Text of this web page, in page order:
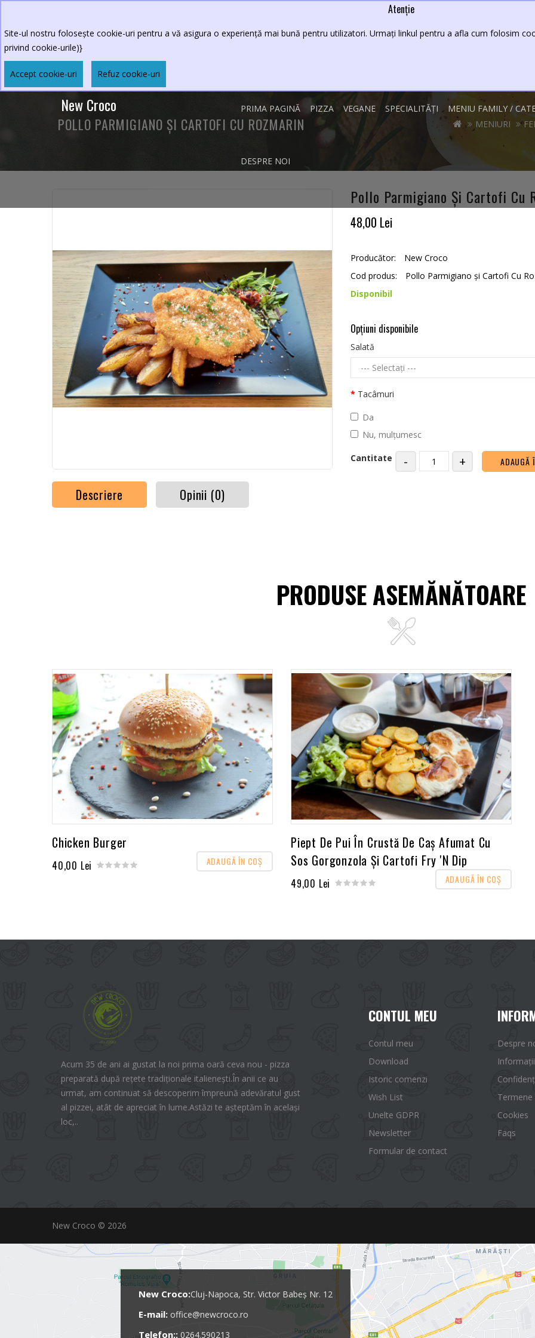
Atenție
Site-ul nostru folosește cookie-uri pentru a vă asigura o experiență mai bună pentru utilizatori. Urmați linkul pentru a afla cum folosim
privind cookie-urile)}
Accept cookie-uri Refuz cookie-uri
New Croco PRIMA PAGINĂ PIZZA VEGANE SPECIALITĂȚI MENIU FAMILY /
DESPRE NOI
POLLO PARMIGIANO ȘI CARTOFI CU ROZMARIN MENIURI
Pollo Parmigiano Și Cartofi Cu
48,00 Lei
Producător:
New Croco
Cod produs:
Pollo Parmigiano și Cartofi Cu
Disponibil
Opţiuni disponibile
Salată
Tacâmuri
Da
Nu, mulțumesc
Cantitate - + ADAUGĂ
Descriere Opinii (0)
PRODUSE ASEMĂNĂTOARE
Chicken Burger
40,00 Lei ADAUGĂ ÎN COŞ
Piept De Pui În Crustă De Caș Afumat Cu
Sos Gorgonzola Și Cartofi Fry 'N Dip
49,00 Lei ADAUGĂ ÎN COŞ
Acum 35 de ani ai gustat la noi prima oară ceva nou - pizza
preparată după rețete tradiționale italienești.În anii ce au
urmat, am continuat să descoperim împreună adevăratul gust
al pizzei, atât de apreciat în lume.Astăzi te așteptăm în același
loc,..
CONTUL MEU
Contul meu
Download
Istoric comenzi
Wish List
Unelte GDPR
Newsletter
Formular de contact
Despre
Termene
Cookies
Faqs
New Croco © 2026
New Croco:Cluj-Napoca, Str. Victor Babeș Nr. 12
E-mail: office@newcroco.ro
Telefon:: 0264.590213